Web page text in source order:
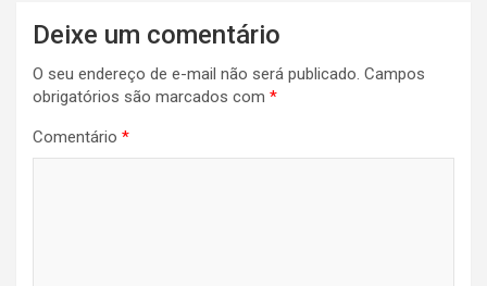
Navegação
de
Post
Deixe um comentário
O seu endereço de e-mail não será publicado. Campos
obrigatórios são marcados com *
Comentário *